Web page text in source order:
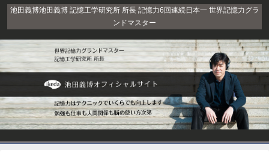
池田義博池田義博 記憶工学研究所 所長 記憶力6回連続日本一 世界記憶力グラ
ンドマスター